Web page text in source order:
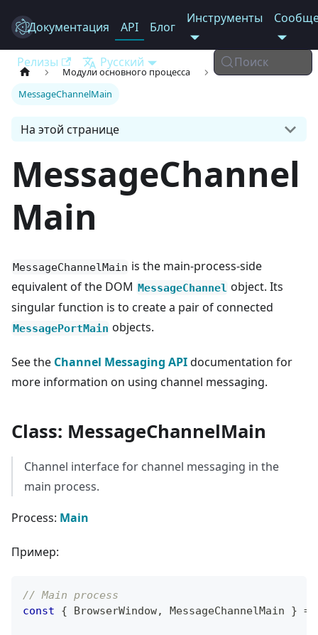
Electron
Документация API Блог
Инструменты
Релизы Русский Поиск
Модули основного процесса
MessageChannelMain
На этой странице
MessageChannel
Main
MessageChannelMain is the main-process-side
equivalent of the DOM MessageChannel object. Its
singular function is to create a pair of connected
MessagePortMain objects.
See the Channel Messaging APIdocumentation for
more information on using channel messaging.
Class: MessageChannelMain
Channel interface for channel messaging in the
main process.
Process: Main
Пример:
// Main process
const
{ BrowserWindow, MessageChannelMain } =